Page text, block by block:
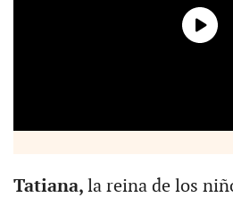
Tatiana, la reina de los